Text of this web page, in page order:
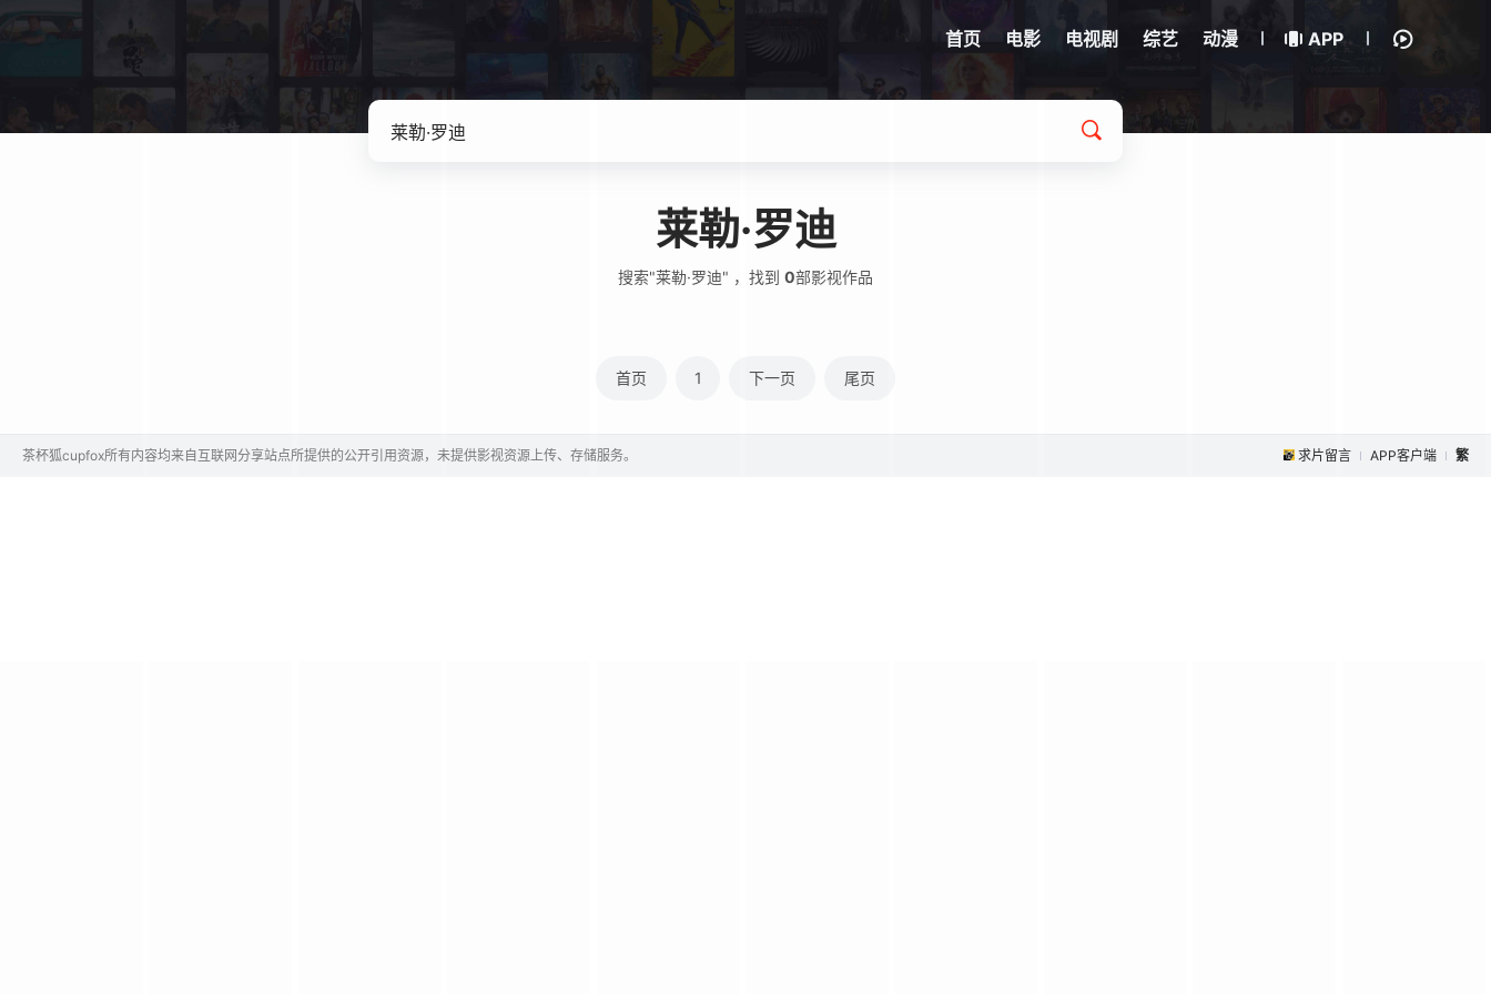
首页 电影 电视剧 综艺 动漫 APP
莱勒·罗迪
搜索"莱勒·罗迪" ，找到 0部影视作品
首页 1 下一页 尾页
求片留言 APP客户端 繁
茶杯狐cupfox所有内容均来自互联网分享站点所提供的公开引用资源，未提供影视资源上传、存储服务。